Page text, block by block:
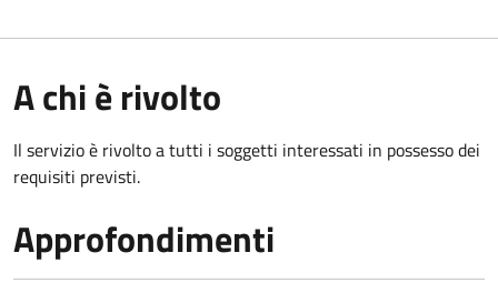
A chi è rivolto
Il servizio è rivolto a tutti i soggetti interessati in possesso dei
requisiti previsti.
Approfondimenti